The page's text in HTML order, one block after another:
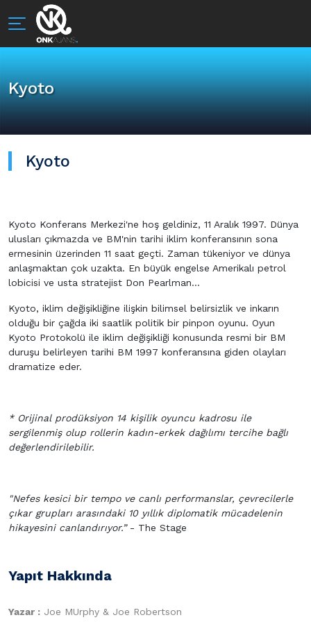
Kyoto
Kyoto
Kyoto Konferans Merkezi'ne hoş geldiniz, 11 Aralık 1997. Dünya
ulusları çıkmazda ve BM'nin tarihi iklim konferansının sona
ermesinin üzerinden 11 saat geçti. Zaman tükeniyor ve dünya
anlaşmaktan çok uzakta. En büyük engelse Amerikalı petrol
lobicisi ve usta stratejist Don Pearlman...
Kyoto, iklim değişikliğine ilişkin bilimsel belirsizlik ve inkarın
olduğu bir çağda iki saatlik politik bir pinpon oyunu. Oyun
Kyoto Protokolü ile iklim değişikliği konusunda resmi bir BM
duruşu belirleyen tarihi BM 1997 konferansına giden olayları
dramatize eder.
* Orijinal prodüksiyon 14 kişilik oyuncu kadrosu ile
sergilenmiş olup rollerin kadın-erkek dağılımı tercihe bağlı
değerlendirilebilir.
"Nefes kesici bir tempo ve canlı performanslar, çevrecilerle
çıkar grupları arasındaki 10 yıllık diplomatik mücadelenin
hikayesini canlandırıyor.” - The Stage
Yapıt Hakkında
Yazar : Joe MUrphy & Joe Robertson